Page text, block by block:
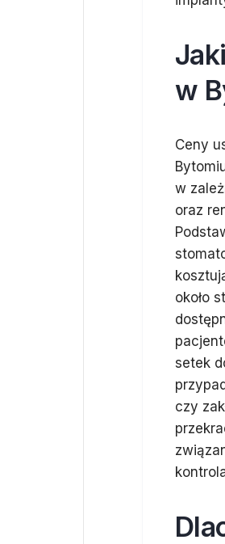
w
Ceny
w
oraz
około
setek
czy